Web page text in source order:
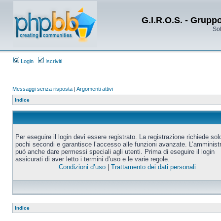
G.I.R.O.S. -
Login Iscriviti
Messaggi senza risposta | Argomenti attivi
Indice
Per eseguire il login devi essere registrato. La registrazione richiede
pochi secondi e garantisce l’accesso alle funzioni avanzate.
puó anche dare permessi speciali agli utenti. Prima di eseguire il login
assicurati di aver letto i termini d’uso e le varie regole.
Condizioni d’uso| Trattamento dei dati personali
Indice